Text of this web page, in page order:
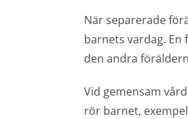
När separerade
barnets vardag.
den andra
Vid gemensam
rör barnet,